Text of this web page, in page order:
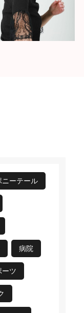
ニーテール
病院
ーツ